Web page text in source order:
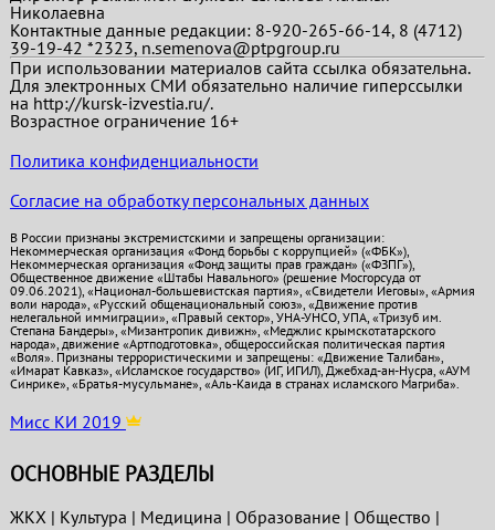
Николаевна
Контактные данные редакции: 8-920-265-66-14, 8 (4712)
39-19-42 *2323, n.semenova@ptpgroup.ru
При использовании материалов сайта ссылка обязательна.
Для электронных СМИ обязательно наличие гиперссылки
на http://kursk-izvestia.ru/.
Возрастное ограничение 16+
Политика конфиденциальности
Согласие на обработку персональных данных
В России признаны экстремистскими и запрещены организации:
Некоммерческая организация «Фонд борьбы с коррупцией» («ФБК»),
Некоммерческая организация «Фонд защиты прав граждан» («ФЗПГ»),
Общественное движение «Штабы Навального» (решение Мосгорсуда от
09.06.2021), «Национал-большевистская партия», «Свидетели Иеговы», «Армия
воли народа», «Русский общенациональный союз», «Движение против
нелегальной иммиграции», «Правый сектор», УНА-УНСО, УПА, «Тризуб им.
Степана Бандеры», «Мизантропик дивижн», «Меджлис крымскотатарского
народа», движение «Артподготовка», общероссийская политическая партия
«Воля». Признаны террористическими и запрещены: «Движение Талибан»,
«Имарат Кавказ», «Исламское государство» (ИГ, ИГИЛ), Джебхад-ан-Нусра, «АУМ
Синрике», «Братья-мусульмане», «Аль-Каида в странах исламского Магриба».
Мисс КИ 2019
ОСНОВНЫЕ РАЗДЕЛЫ
ЖКХ| Культура | Медицина | Образование| Общество |